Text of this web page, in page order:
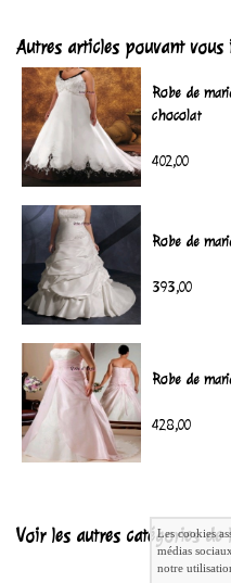
Autres articles pouvant vous
Robe de
chocolat
402,00
Robe de
393,00
Robe de
428,00
Voir les autres catégories de
Les cookies
médias
notre